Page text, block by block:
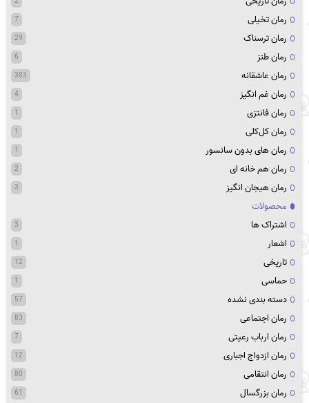
رمان تخیلی 7
رمان ترسناک 29
رمان طنز 6
رمان عاشقانه 383
رمان غم انگیز 4
رمان فانتزی 1
رمان کل‌کلی 1
رمان های بدون سانسور 1
رمان هم خانه ای 2
رمان هیجان انگیز 3
محصولات
اشتراک ها
3
اشعار 1
تاریخی 12
حماسی 1
دسته بندی نشده 57
رمان اجتماعی 83
رمان ارباب رعیتی 7
رمان ازدواج اجباری 12
رمان انتقامی 80
رمان بزرگسال 61